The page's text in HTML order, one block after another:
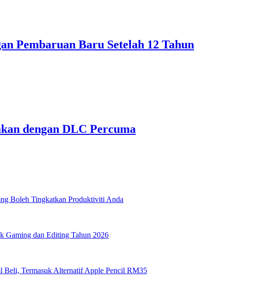
Pembaruan Baru Setelah 12 Tahun
dengan DLC Percuma
Boleh Tingkatkan Produktiviti Anda
Gaming dan Editing Tahun 2026
Beli, Termasuk Alternatif Apple Pencil RM35